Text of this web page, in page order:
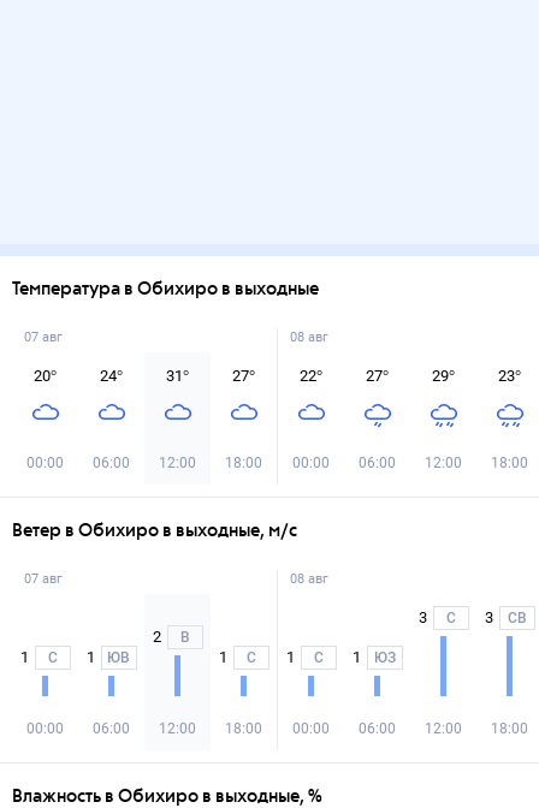
Температура в Обихиро в выходные
07 авг
20°
00:00
24°
06:00
31°
12:00
27°
18:00
08 авг
22°
00:00
27°
06:00
29°
12:00
23°
18:00
Ветер в Обихиро в выходные, м/с
07 авг
1 С
00:00
1 ЮВ
06:00
2 В
12:00
1 С
18:00
08 авг
1 С
00:00
1 ЮЗ
06:00
3 С
12:00
3 СВ
18:00
Влажность в Обихиро в выходные, %